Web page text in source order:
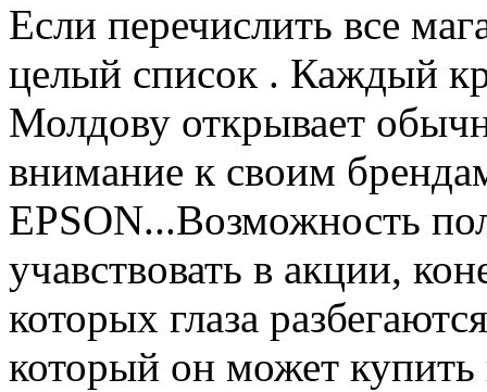
Если перечислить все
целый список . Каждый
Молдову открывает
внимание к своим
EPSON...Возможность
учавствовать в акции,
которых глаза
который он может купить